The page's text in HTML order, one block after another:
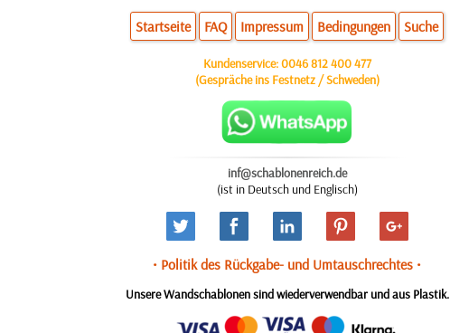
Startseite FAQ Impressum Bedingungen Suche
Kundenservice:0046 812 400 477
(Gespräche ins Festnetz / Schweden)
inf@schablonenreich.de
(ist in Deutsch und Englisch)
• Politik des Rückgabe- und Umtauschrechtes •
Unsere Wandschablonen sind wiederverwendbar und aus Plastik.